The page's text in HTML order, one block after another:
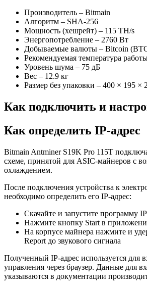
Производитель – Bitmain
Алгоритм – SHA-256
Мощность (хешрейт) – 115 TH/s
Энергопотребление – 2760 Вт
Добываемые валюты – Bitcoin
Рекомендуемая температура
Уровень шума – 75 дБ
Вес – 12.9 кг
Размер без упаковки – 400 × 195 ×
Как подключить и
Как определить IP-адрес
Bitmain Antminer S19K Pro 115T
схеме, принятой для ASIC-майнеров с
охлаждением.
После подключения устройства к
необходимо определить его IP-адрес:
Скачайте и запустите программу
Нажмите кнопку Start в
На корпусе майнера нажмите и
Report до звукового сигнала
Полученный IP-адрес используется для
управления через браузер. Данные для
указываются в документации